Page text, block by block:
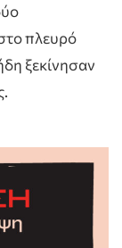
πλευρό
ξεκίνησαν